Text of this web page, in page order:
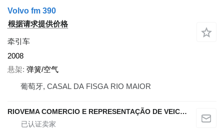
Volvo fm 390
根据请求提供价格
牵引车
2008
悬架 弹簧/空气
葡萄牙, CASAL DA FISGA RIO MAIOR
RIOVEMA COMERCIO E REPRESENTAÇÃO DE VEICULOS E MAQUINAS LDA